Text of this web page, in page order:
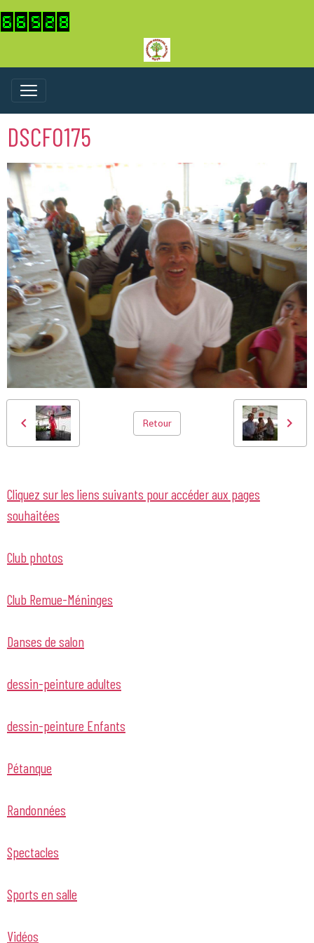
DSCF0175
Retour
Cliquez sur les liens suivants pour accéder aux pages
souhaitées
Club photos
Club Remue-Méninges
Danses de salon
dessin-peinture adultes
dessin-peinture Enfants
Pétanque
Randonnées
Spectacles
Sports en salle
Vidéos